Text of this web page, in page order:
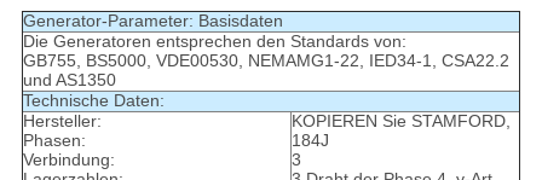
Generator-Parameter: Basisdaten
Die Generatoren entsprechen den Standards von:
GB755, BS5000, VDE00530, NEMAMG1-22, IED34-1, CSA22.2
und AS1350
Technische Daten:
Hersteller:
Phasen:
Verbindung:
KOPIEREN Sie STAMFORD,
184J
3